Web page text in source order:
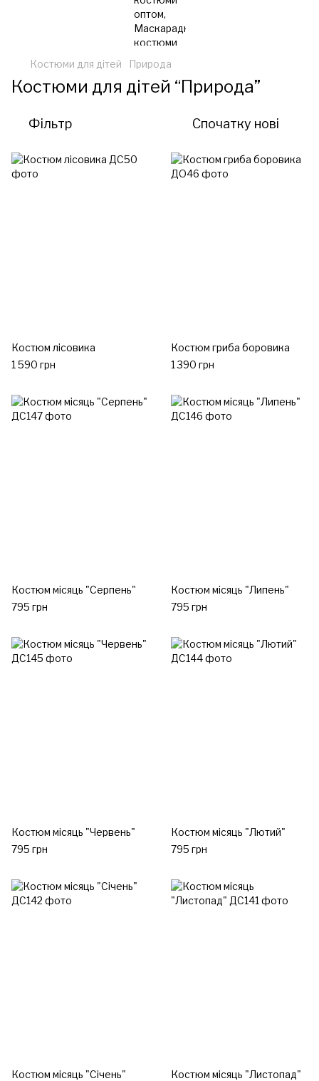
Костюми для дітей Природа
Костюми для дітей “Природа”
Фільтр Спочатку нові
Костюм лісовика
1 590 грн
Костюм гриба боровика
1 390 грн
Костюм місяць "Серпень"
795 грн
Костюм місяць "Липень"
795 грн
Костюм місяць "Червень"
795 грн
Костюм місяць "Лютий"
795 грн
Костюм місяць "Січень"
Костюм місяць "Листопад"